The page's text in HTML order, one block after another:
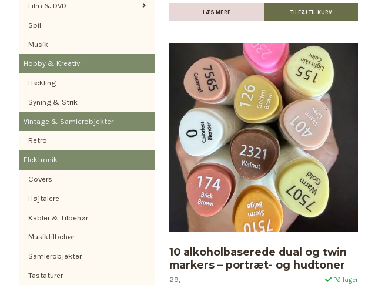
Film & DVD
Spil
Musik
Hobby & Kreativ
Hækling
Syning & Strik
Vintage & Samlerobjekter
Retro
Elektronik
Covers
Højtalere
Kabler & Tilbehør
Musiktilbehør
Samlerobjekter
Tastaturer
LÆS MERE
10 alkoholbaserede dual og twin
markers – portræt- og hudtoner
29,- På lager